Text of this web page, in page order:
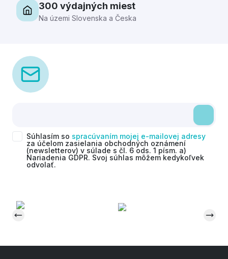
300 výdajných miest
Na územi Slovenska a Česka
Súhlasím so spracúvaním mojej e-mailovej adresy
za účelom zasielania obchodných oznámení
(newsletterov) v súlade s čl. 6 ods. 1 písm. a)
Nariadenia GDPR. Svoj súhlas môžem kedykoľvek
odvolať.